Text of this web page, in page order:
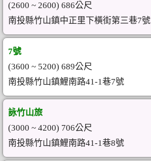
(2600 ~ 2600) 686公尺
南投縣竹山鎮中正里下橫街第三巷7號
7號
(3600 ~ 5200) 689公尺
南投縣竹山鎮鯉南路41-1巷7號
詠竹山旅
(3000 ~ 4200) 706公尺
南投縣竹山鎮鯉南路41-1巷8號